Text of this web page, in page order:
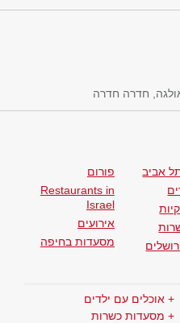
חדרה
אביב
פורום
Restaurants in
Israel
אירועים
מסעדות בחיפה
אוכלים עם ילדים
מסעדות כשרות